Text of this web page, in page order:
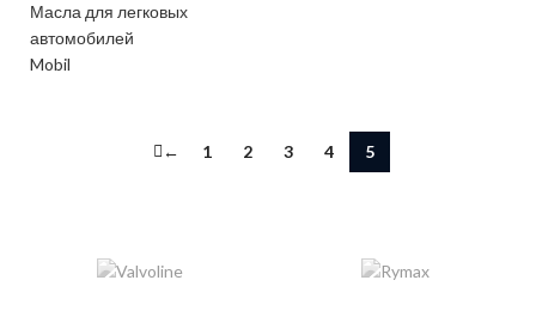
Масла для легковых
автомобилей
Mobil
← 1 2 3 4 5